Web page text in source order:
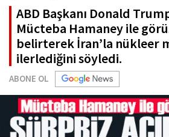
ABD Başkanı Donald
Mücteba Hamaney ile
belirterek İran’la nükleer
ilerlediğini söyledi.
ABONE OL